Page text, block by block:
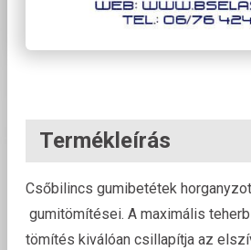
Termékleírás
Csőbilincs gumibetétek
gumitömítései. A maximális
tömítés kiválóan csillapítja az